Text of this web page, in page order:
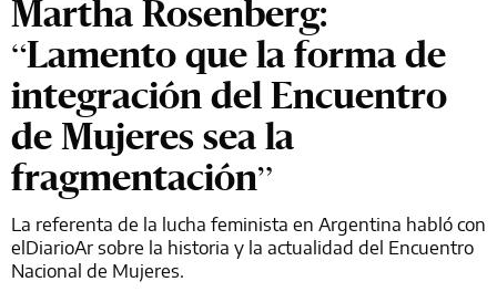
Martha Rosenberg:
“Lamento que la forma de
integración del Encuentro
de Mujeres sea la
fragmentación”
La referenta de la lucha feminista en Argentina habló con
elDiarioAr sobre la historia y la actualidad del Encuentro
Nacional de Mujeres.